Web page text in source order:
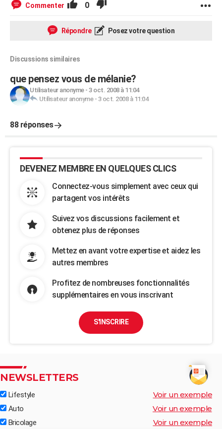
Commenter 0
Répondre Posez votre question
Discussions similaires
que pensez vous de mélanie?
Utilisateur anonyme- 3 oct. 2008 à 11:04
Utilisateur anonyme- 3 oct. 2008 à 11:04
88 réponses
DEVENEZ MEMBRE EN QUELQUES CLICS
Connectez-vous simplement avec ceux qui
partagent vos intérêts
Suivez vos discussions facilement et
obtenez plus de réponses
Mettez en avant votre expertise et aidez les
autres membres
Profitez de nombreuses fonctionnalités
supplémentaires en vous inscrivant
S'INSCRIRE
NEWSLETTERS
Lifestyle Voir un exemple
Auto Voir un exemple
Bricolage Voir un exemple